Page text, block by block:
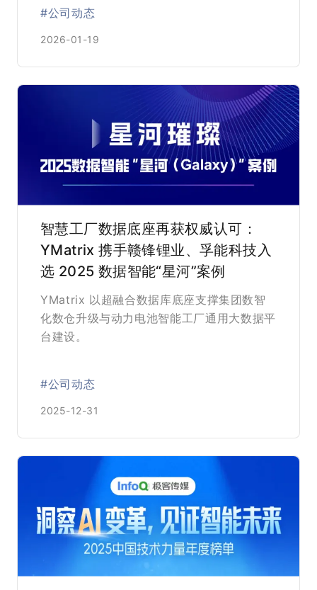
#公司动态
2026-01-19
智慧工厂数据底座再获权威认可：
YMatrix 携手赣锋锂业、孚能科技入
选 2025 数据智能“星河”案例
YMatrix 以超融合数据库底座支撑集团数智
化数仓升级与动力电池智能工厂通用大数据平
台建设。
#公司动态
2025-12-31